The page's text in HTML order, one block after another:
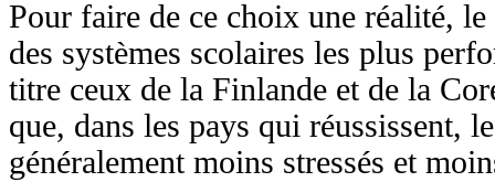
Pour faire de ce choix une réalité,
des systèmes scolaires les plus
titre ceux de la Finlande et de la
que, dans les pays qui réussissent,
généralement moins stressés et